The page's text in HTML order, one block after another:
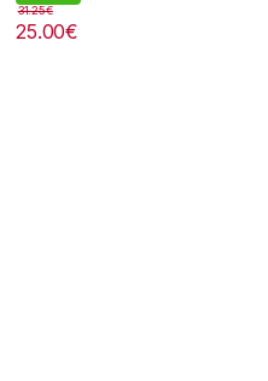
25.00€
31.25€